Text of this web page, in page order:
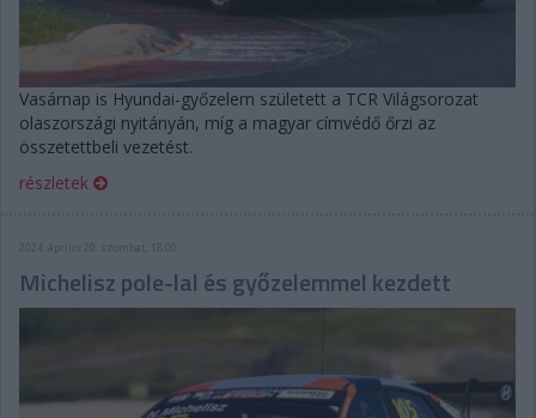
Vasárnap is Hyundai-győzelem született a TCR Világsorozat
olaszországi nyitányán, míg a magyar címvédő őrzi az
összetettbeli vezetést.
részletek
2024. április 20. szombat, 18:00
Michelisz pole-lal és győzelemmel kezdett